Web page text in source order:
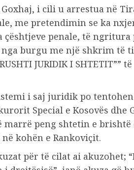
i cili u arrestua në
me pretendimin se ka
penale, të ngritura
nga burgu me një shkrim të
JURIDIK I SHTETIT”” të
i saj juridik po
Special e Kosovës dhe
marrë peng shtetin e
kohën e Rankoviçit.
për të cilat ai akuzohet;